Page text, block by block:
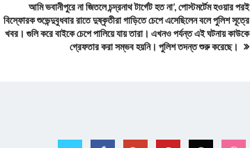
আমি ভবানীপুরে না জিতলে চন্দ্রনাথ টার্গেট হত না’, পোস্টমর্টেম হওয়ার পরই
বিস্ফোরক শুভেন্দুবুধবার রাতে দুষ্কৃতীরা গাড়িতে চেপে এসেছিলেন বলে পুলিশ সূত্রে
খবর। গুলি করে বাইকে চেপে পালিয়ে যায় তারা। এখনও পর্যন্ত এই ঘটনায় কাউকে
গ্রেফতার করা সম্ভব হয়নি। পুলিশ তদন্ত শুরু করেছে।